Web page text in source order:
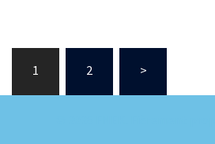
Pagination
1 2 >